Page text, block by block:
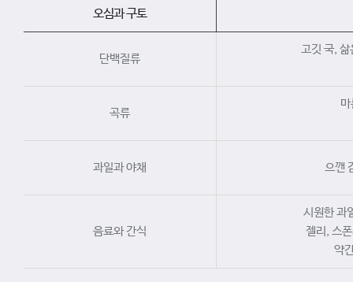
오심과 구토
단백질류
고깃 국, 삶
곡류
과일과 야채 으깬
음료와 간식
시원한 과
젤리, 스
약